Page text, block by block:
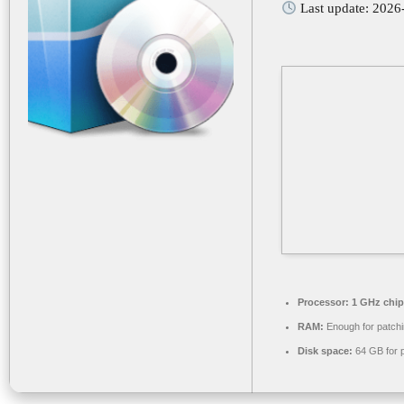
Last update:
Processor: 1 GHz
RAM: Enough for
Disk space: 64 GB for